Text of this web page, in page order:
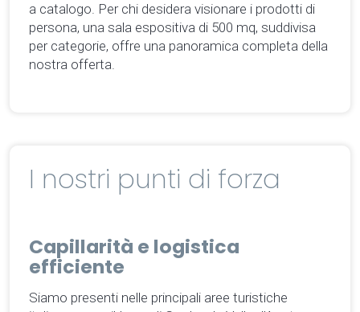
a catalogo. Per chi desidera visionare i prodotti di
persona, una sala espositiva di 500 mq, suddivisa
per categorie, offre una panoramica completa della
nostra offerta.
I nostri punti di forza
Capillarità e logistica
efficiente
Siamo presenti nelle principali aree turistiche